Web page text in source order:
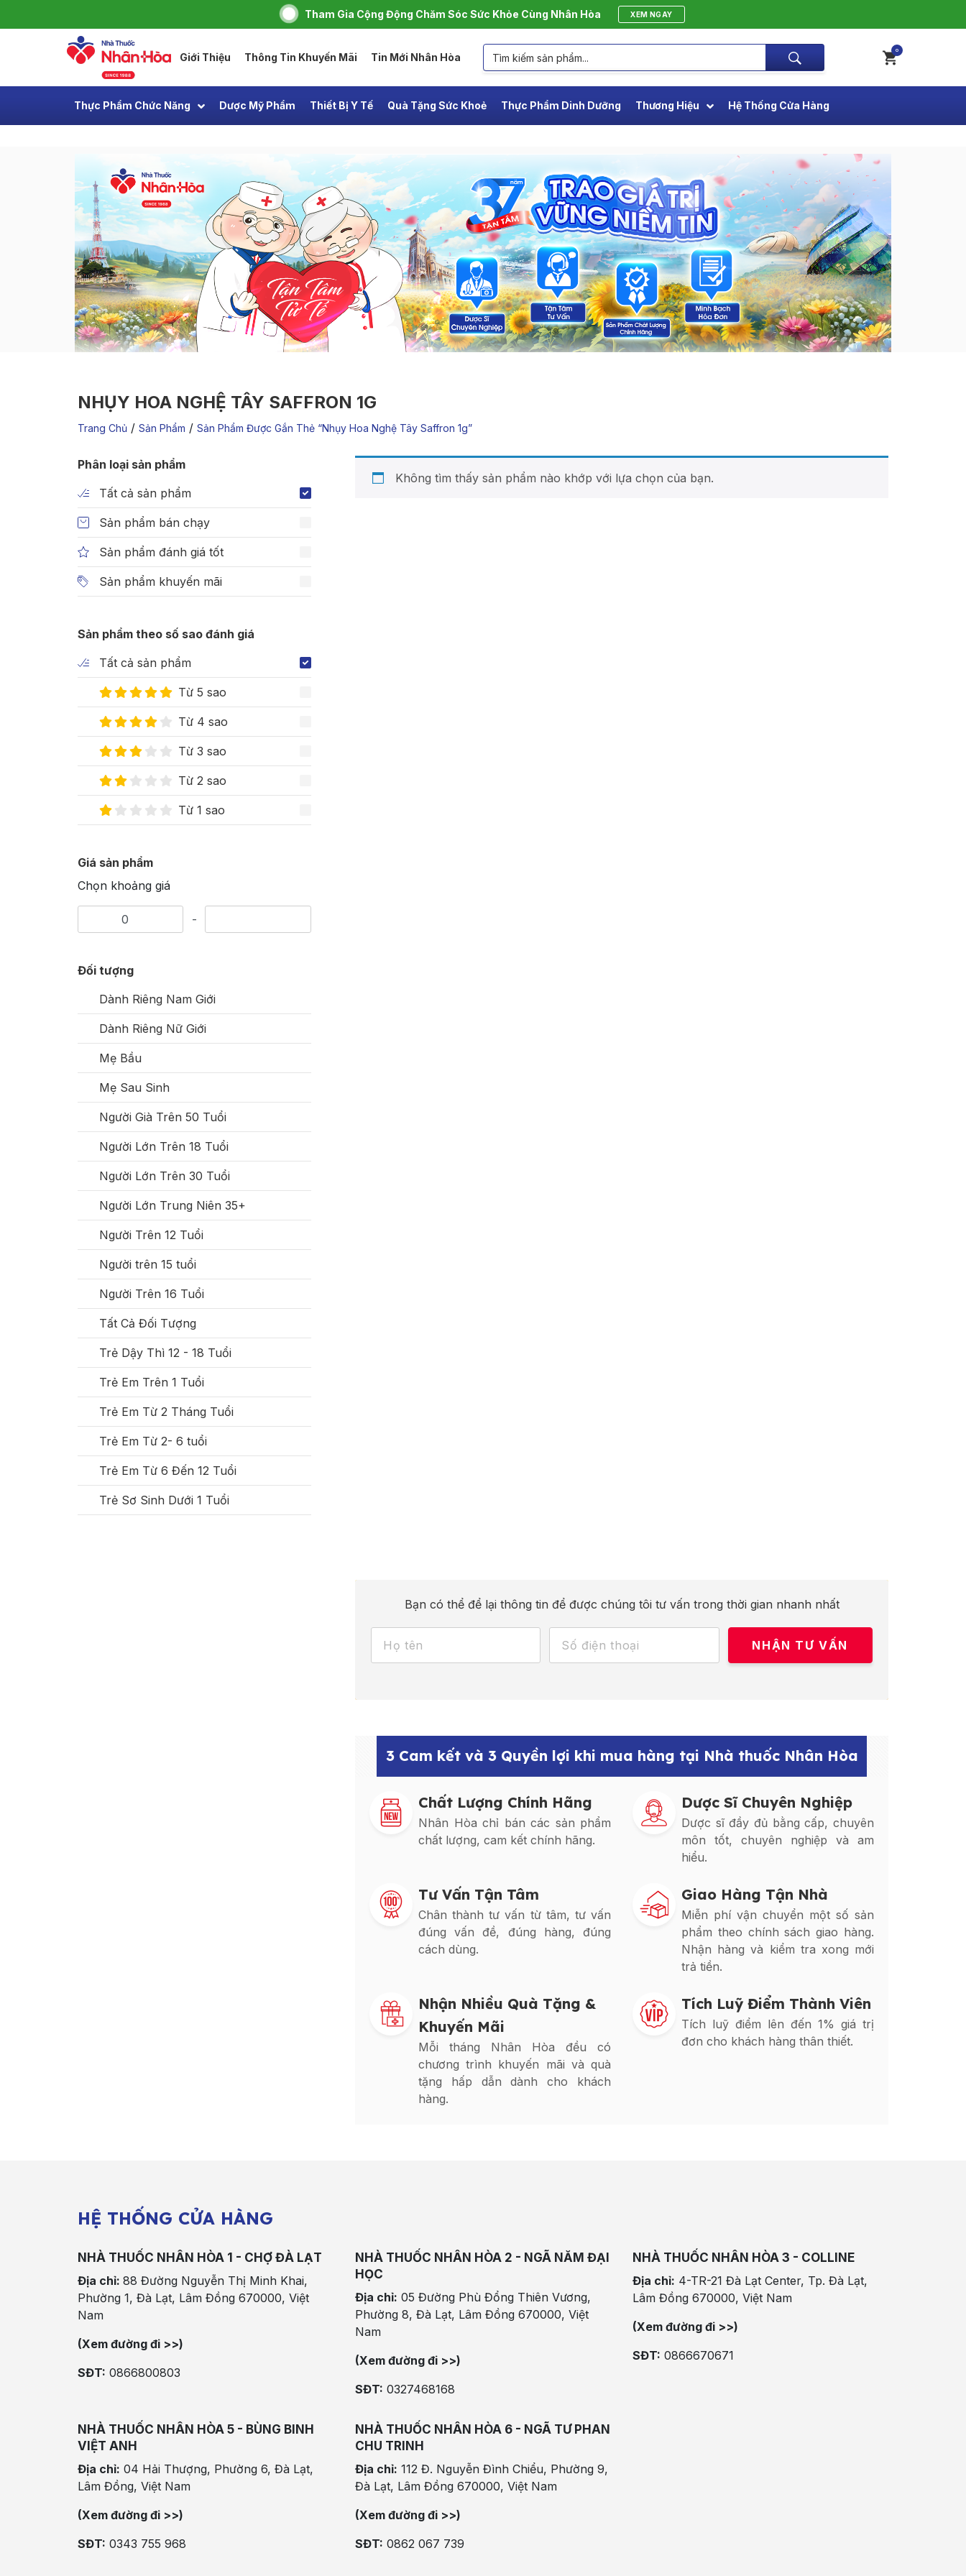
Tham Gia Cộng Động Chăm Sóc Sức Khỏe Cùng Nhân Hòa XEM NGAY
Giới Thiệu Thông Tin Khuyến Mãi Tin Mới Nhân Hòa
0
Thực Phẩm Chức Năng Dược Mỹ Phẩm Thiết Bị Y Tế Quà Tặng Sức Khoẻ Thực Phẩm Dinh Dưỡng Thương Hiệu Hệ Thống Cửa Hàng
NHỤY HOA NGHỆ TÂY SAFFRON 1G
Trang Chủ / Sản Phẩm / Sản Phẩm Được Gắn Thẻ “nhụy Hoa Nghệ Tây Saffron 1g”
Phân loại sản phẩm
Tất cả sản phẩm
Sản phẩm bán chạy
Sản phẩm đánh giá tốt
Sản phẩm khuyến mãi
Sản phẩm theo số sao đánh giá
Tất cả sản phẩm
Từ 5 sao
Từ 4 sao
Từ 3 sao
Từ 2 sao
Từ 1 sao
Giá sản phẩm
Chọn khoảng giá
-
Đối tượng
Dành Riêng Nam Giới
Dành Riêng Nữ Giới
Mẹ Bầu
Mẹ Sau Sinh
Người Già Trên 50 Tuổi
Người Lớn Trên 18 Tuổi
Người Lớn Trên 30 Tuổi
Người Lớn Trung Niên 35+
Người Trên 12 Tuổi
Người trên 15 tuổi
Người Trên 16 Tuổi
Tất Cả Đối Tượng
Trẻ Dậy Thì 12 - 18 Tuổi
Trẻ Em Trên 1 Tuổi
Trẻ Em Từ 2 Tháng Tuổi
Trẻ Em Từ 2- 6 tuổi
Trẻ Em Từ 6 Đến 12 Tuổi
Trẻ Sơ Sinh Dưới 1 Tuổi
Không tìm thấy sản phẩm nào khớp với lựa chọn của bạn.
Bạn có thể để lại thông tin để được chúng tôi tư vấn trong thời gian nhanh nhất
3 Cam kết và 3 Quyền lợi khi mua hàng tại Nhà thuốc Nhân Hòa
Chất Lượng Chính Hãng
Nhân Hòa chỉ bán các sản phẩm
chất lượng, cam kết chính hãng.
Dược Sĩ Chuyên Nghiệp
Dược sĩ đầy đủ bằng cấp, chuyên
môn tốt, chuyên nghiệp và am
hiểu.
Tư Vấn Tận Tâm
Chân thành tư vấn từ tâm, tư vấn
đúng vấn đề, đúng hàng, đúng
cách dùng.
Giao Hàng Tận Nhà
Miễn phí vận chuyển một số sản
phẩm theo chính sách giao hàng.
Nhận hàng và kiểm tra xong mới
trả tiền.
Nhận Nhiều Quà Tặng &
Khuyến Mãi
Mỗi tháng Nhân Hòa đều có
chương trình khuyến mãi và quà
tặng hấp dẫn dành cho khách
hàng.
Tích Luỹ Điểm Thành Viên
Tích luỹ điểm lên đến 1% giá trị
đơn cho khách hàng thân thiết.
HỆ THỐNG CỬA HÀNG
NHÀ THUỐC NHÂN HÒA 1 - CHỢ ĐÀ LẠT
Địa chỉ: 88 Đường Nguyễn Thị Minh Khai,
Phường 1, Đà Lạt, Lâm Đồng 670000, Việt
Nam
(Xem đường đi >>)
SĐT: 0866800803
NHÀ THUỐC NHÂN HÒA 2 - NGÃ NĂM ĐẠI
HỌC
Địa chỉ: 05 Đường Phù Đổng Thiên Vương,
Phường 8, Đà Lạt, Lâm Đồng 670000, Việt
Nam
(Xem đường đi >>)
SĐT: 0327468168
NHÀ THUỐC NHÂN HÒA 3 - COLLINE
Địa chỉ: 4-TR-21 Đà Lạt Center, Tp. Đà Lạt,
Lâm Đồng 670000, Việt Nam
(Xem đường đi >>)
SĐT: 0866670671
NHÀ THUỐC NHÂN HÒA 5 - BÙNG BINH
VIỆT ANH
Địa chỉ: 04 Hải Thượng, Phường 6, Đà Lạt,
Lâm Đồng, Việt Nam
(Xem đường đi >>)
SĐT: 0343 755 968
NHÀ THUỐC NHÂN HÒA 6 - NGÃ TƯ PHAN
CHU TRINH
Địa chỉ: 112 Đ. Nguyễn Đình Chiểu, Phường 9,
Đà Lạt, Lâm Đồng 670000, Việt Nam
(Xem đường đi >>)
SĐT: 0862 067 739